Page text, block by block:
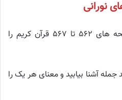
نورانی
۱) هر روز در خانه یکی از صفحه های ۵۶۲ تا ۵۶۷ قرآن کریم را
کریم چند جمله آشنا بیابید و معنای هر یک را